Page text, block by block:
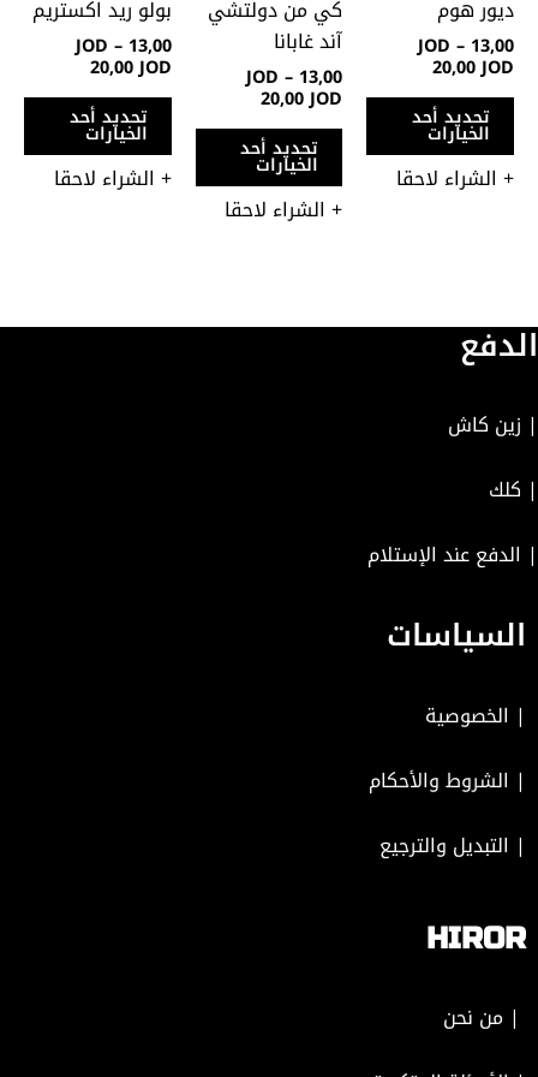
ديور هوم
13,00
JOD –
20,00JOD
تحديد أحد
الخيارات
يمكن
اختيار
الخيارات
على
صفحة
المنتج
+ الشراء لاحقا
كي من دولتشي
آند غابانا
13,00
JOD –
20,00JOD
تحديد أحد
الخيارات
يمكن
اختيار
الخيارات
على
صفحة
المنتج
+ الشراء لاحقا
بولو ريد اكستريم
13,00
JOD –
20,00JOD
تحديد أحد
الخيارات
+ الشراء لاحقا
الدفع
| زين كاش
| كلك
| الدفع عند الإستلام
السياسات
| الخصوصية
| الشروط والأحكام
| التبديل والترجيع
HIROR
| من نحن